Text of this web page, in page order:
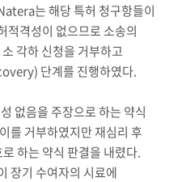
는 해당 특허 청구항들이
적격성이 없으므로 소송의
각하 신청을 거부하고
단계를 진행하였다.
없음을 주장으로 하는 약식
를 거부하였지만 재심리 후
하는 약식 판결을 내렸다.
장기 수여자의 시료에